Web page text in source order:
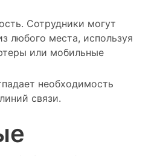
Сотрудники могут
любого места, используя
или мобильные
необходимость
связи.